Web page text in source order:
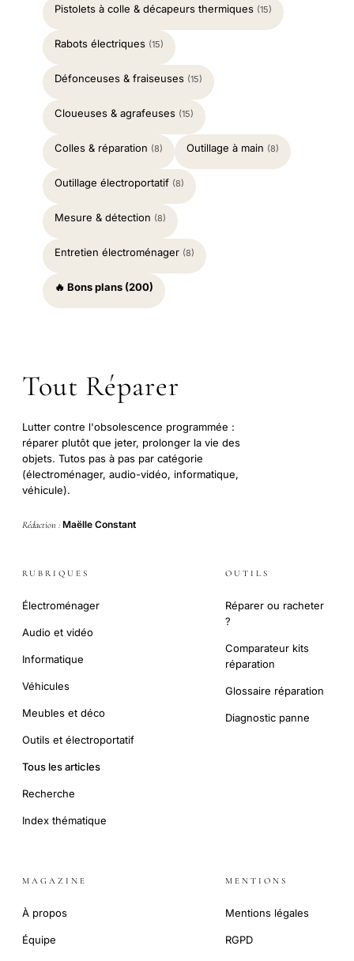
Pistolets à colle & décapeurs thermiques (15)
Rabots électriques (15)
Défonceuses & fraiseuses (15)
Cloueuses & agrafeuses (15)
Colles & réparation (8) Outillage à main (8)
Outillage électroportatif (8)
Mesure & détection (8)
Entretien électroménager (8)
🔥 Bons plans (200)
Tout Réparer
Lutter contre l'obsolescence programmée :
réparer plutôt que jeter, prolonger la vie des
objets. Tutos pas à pas par catégorie
(électroménager, audio-vidéo, informatique,
véhicule).
Rédaction : Maëlle Constant
RUBRIQUES
Électroménager
Audio et vidéo
Informatique
Véhicules
Meubles et déco
Outils et électroportatif
Tous les articles
Recherche
Index thématique
OUTILS
Réparer ou racheter
?
Comparateur kits
réparation
Glossaire réparation
Diagnostic panne
MAGAZINE
À propos
Équipe
MENTIONS
Mentions légales
RGPD